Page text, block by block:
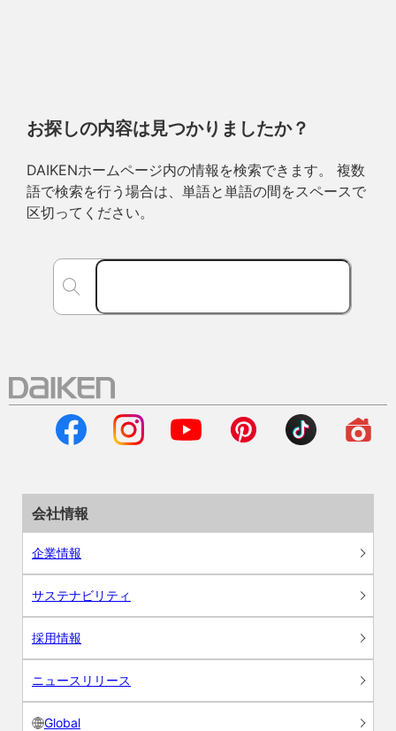
お探しの内容は見つかりましたか？
DAIKENホームページ内の情報を検索できます。 複数
語で検索を行う場合は、単語と単語の間をスペースで
区切ってください。
会社情報
企業情報
サステナビリティ
採用情報
ニュースリリース
Global